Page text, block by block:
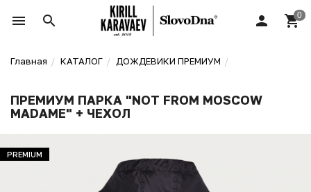
Главная КАТАЛОГ ДОЖДЕВИКИ ПРЕМИУМ
ПРЕМИУМ ПАРКА "NOT FROM MOSCOW
MADAME" + ЧЕХОЛ
PREMIUM